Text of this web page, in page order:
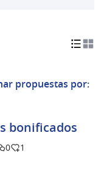
propuestas por:
bonificados
0 1